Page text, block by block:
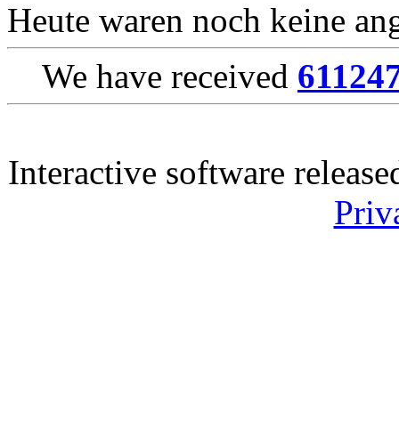
Heute waren noch keine
We have received
Interactive software